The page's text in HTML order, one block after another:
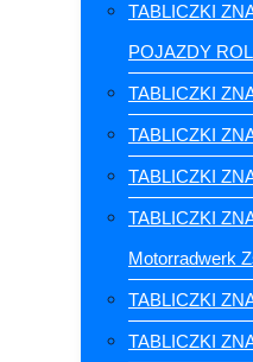
TABLICZKI
POJAZDY
TABLICZKI
TABLICZKI
TABLICZKI
TABLICZKI
Motorradwerk
TABLICZKI
TABLICZKI